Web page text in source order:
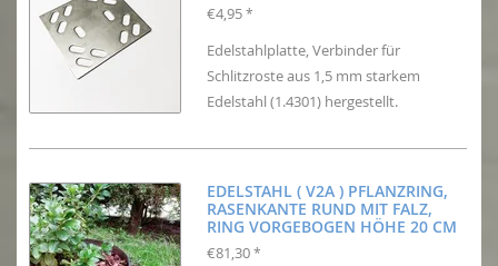
€4,95 *
Edelstahlplatte, Verbinder für
Schlitzroste aus 1,5 mm starkem
Edelstahl (1.4301) hergestellt.
EDELSTAHL ( V2A ) PFLANZRING,
RASENKANTE RUND MIT FALZ,
RING VORGEBOGEN HÖHE 20 CM
€81,30 *